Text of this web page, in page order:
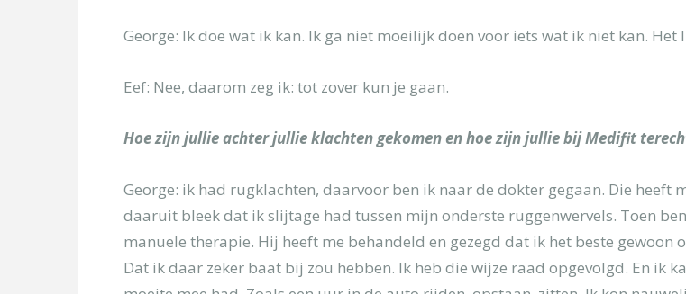
[/group]
[group groep-secretariaat]
George: Ik doe wat ik kan. Ik ga niet moeilijk doen voor iets wat ik niet kan.
Eef: Nee, daarom zeg ik: tot zover kun je gaan.
Hoe zijn jullie achter jullie klachten gekomen en hoe zijn jullie bij Medifit
George: ik had rugklachten, daarvoor ben ik naar de dokter gegaan. Die heeft
daaruit bleek dat ik slijtage had tussen mijn onderste ruggenwervels. Toen
manuele therapie. Hij heeft me behandeld en gezegd dat ik het beste gewoon
Dat ik daar zeker baat bij zou hebben. Ik heb die wijze raad opgevolgd. En ik